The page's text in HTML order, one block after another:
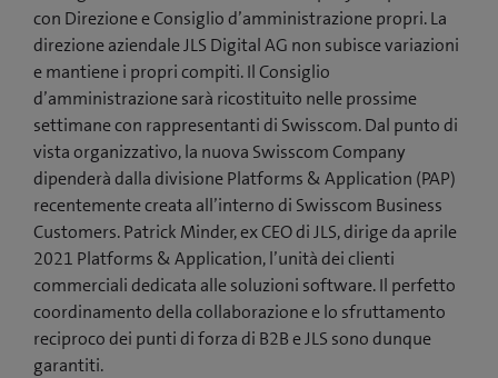
con Direzione e Consiglio d’amministrazione propri. La
direzione aziendale JLS Digital AG non subisce variazioni
e mantiene i propri compiti. Il Consiglio
d’amministrazione sarà ricostituito nelle prossime
settimane con rappresentanti di Swisscom. Dal punto di
vista organizzativo, la nuova Swisscom Company
dipenderà dalla divisione Platforms & Application (PAP)
recentemente creata all’interno di Swisscom Business
Customers. Patrick Minder, ex CEO di JLS, dirige da aprile
2021 Platforms & Application, l’unità dei clienti
commerciali dedicata alle soluzioni software. Il perfetto
coordinamento della collaborazione e lo sfruttamento
reciproco dei punti di forza di B2B e JLS sono dunque
garantiti.